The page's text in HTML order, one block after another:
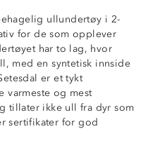
ullundertøy i 2-
for de som opplever
har to lag, hvor
med en syntetisk innside
er et tykt
varmeste og mest
tillater ikke ull fra dyr som
sertifikater for god
ytterlag
i 100% polyester